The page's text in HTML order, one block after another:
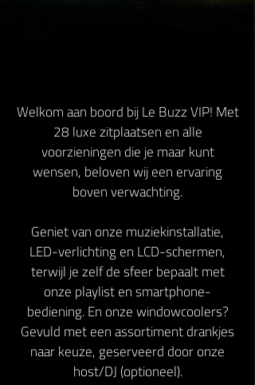
Welkom aan boord bij Le Buzz VIP! Met
28 luxe zitplaatsen en alle
voorzieningen die je maar kunt
wensen, beloven wij een ervaring
boven verwachting.
Geniet van onze muziekinstallatie,
LED-verlichting en LCD-schermen,
terwijl je zelf de sfeer bepaalt met
onze playlist en smartphone-
bediening. En onze windowcoolers?
Gevuld met een assortiment drankjes
naar keuze, geserveerd door onze
host/DJ (optioneel).